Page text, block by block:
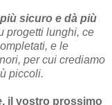
sicuro e dà più
progetti lunghi, ce
e le
per cui crediamo
piccoli.
, il vostro prossimo